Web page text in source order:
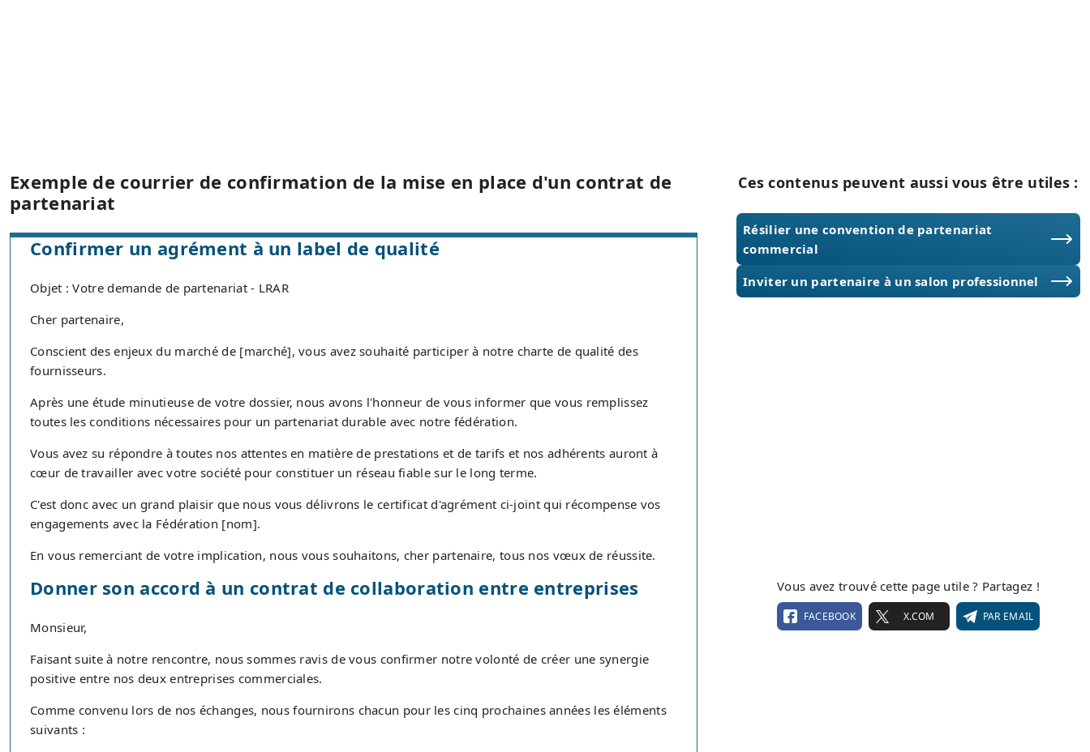
Exemple de courrier de confirmation de la mise en place d'un contrat de
partenariat
Confirmer un agrément à un label de qualité
Objet : Votre demande de partenariat - LRAR
Cher partenaire,
Conscient des enjeux du marché de [marché], vous avez souhaité participer à notre charte de qualité des
fournisseurs.
Après une étude minutieuse de votre dossier, nous avons l'honneur de vous informer que vous remplissez
toutes les conditions nécessaires pour un partenariat durable avec notre fédération.
Vous avez su répondre à toutes nos attentes en matière de prestations et de tarifs et nos adhérents auront à
cœur de travailler avec votre société pour constituer un réseau fiable sur le long terme.
C'est donc avec un grand plaisir que nous vous délivrons le certificat d'agrément ci-joint qui récompense vos
engagements avec la Fédération [nom].
En vous remerciant de votre implication, nous vous souhaitons, cher partenaire, tous nos vœux de réussite.
Donner son accord à un contrat de collaboration entre entreprises
Monsieur,
Faisant suite à notre rencontre, nous sommes ravis de vous confirmer notre volonté de créer une synergie
positive entre nos deux entreprises commerciales.
Comme convenu lors de nos échanges, nous fournirons chacun pour les cinq prochaines années les éléments
suivants :
Ces contenus peuvent aussi vous être utiles :
Résilier une convention de partenariat
commercial
Inviter un partenaire à un salon professionnel
Vous avez trouvé cette page utile ? Partagez !
FACEBOOK X.COM PAR EMAIL